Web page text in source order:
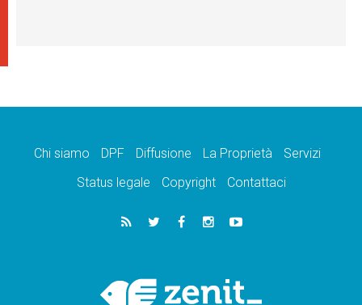
Chi siamo DPF Diffusione La Proprietà
Servizi
Status legale
Copyright Contattaci